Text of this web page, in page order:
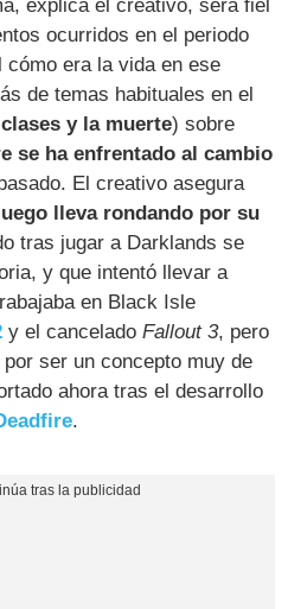
explica el creativo, será fiel
ocurridos en el periodo
cómo era la vida en ese
de temas habituales en el
y la muerte) sobre
se ha enfrentado al cambio
El creativo asegura
lleva rondando por su
tras jugar a Darklands se
y que intentó llevar a
en Black Isle
y el canceladoFallout 3, pero
ser un concepto muy de
ahora tras el desarrollo
.